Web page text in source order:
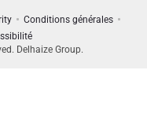
Conditions générales
Delhaize Group.